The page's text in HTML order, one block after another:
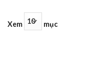
Xem mục